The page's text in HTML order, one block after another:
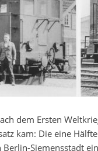
dem Ersten
kam: Die eine
Siemensstadt